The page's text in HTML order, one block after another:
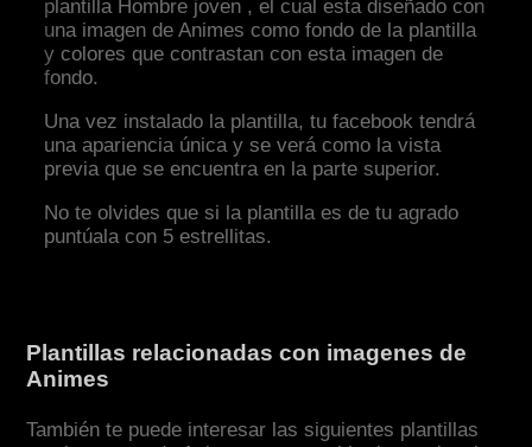
plantilla Hombre joven , el cual esta diseñado con
una imagen de Animes como fondo de la plantilla
y colores que contrastan con esta imagen de
fondo.
Una vez instalado la plantilla, tu facebook tendrá
una apariencia única y se verá como la vista
previa que se encuentra en la parte superior.
No te olvides que si la plantilla es de tu agrado
puntúala con 5 estrellitas.
Plantillas relacionadas con imagenes de
Animes
También te puede interesar las siguientes plantillas